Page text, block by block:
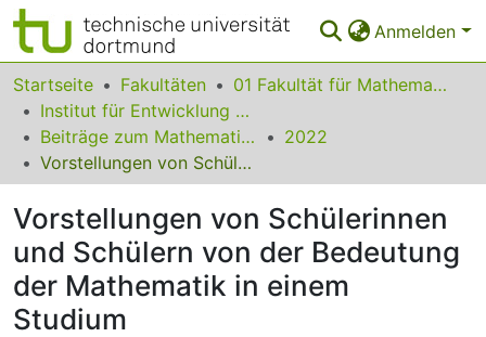
Anmelden
Bereiche & Sammlungen
Das gesamte Repositorium
Statistiken
FAQ
Leitlinien
Zurück zur Startseite
Startseite Fakultäten
01 Fakultät für Mathematik
Institut für Entwicklung und Erforschung des Mathematikunterrichts
Beiträge zum Mathematikunterricht
2022
Vorstellungen von Schülerinnen und Schülern von der Bedeutung der Mathematik in einem Studium
Vorstellungen von Schülerinnen
und Schülern von der Bedeutung
der Mathematik in einem
Studium